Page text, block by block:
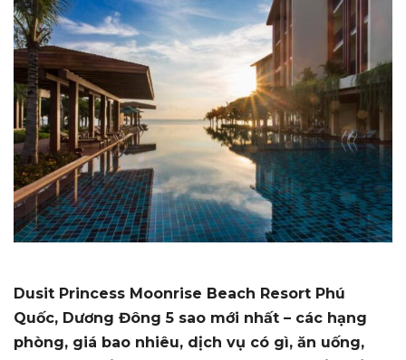
Dusit Princess Moonrise Beach Resort Phú
Quốc, Dương Đông 5 sao mới nhất – các hạng
phòng, giá bao nhiêu, dịch vụ có gì, ăn uống,